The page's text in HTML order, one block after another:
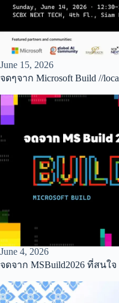
June 15, 2026
จดๆจาก Microsoft Build //
June 4, 2026
จดจาก MSBuild2026 ที่สนใจ